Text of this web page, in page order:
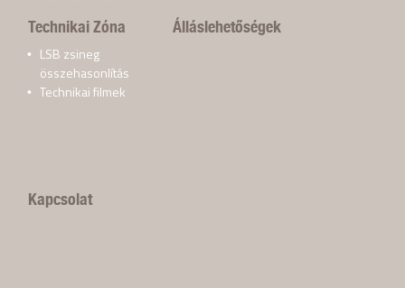
Technikai Zóna
LSB zsineg
összehasonlítás
Technikai filmek
Álláslehetőségek
Kapcsolat